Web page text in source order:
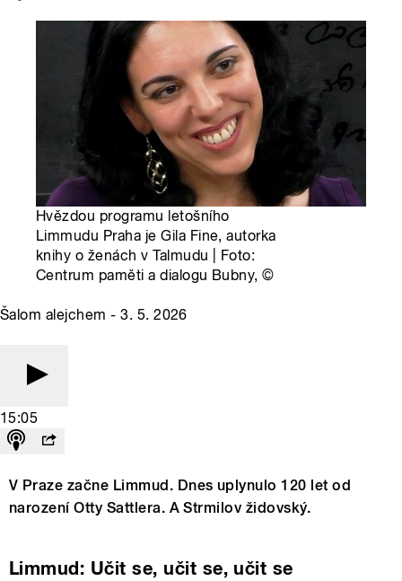
Hvězdou programu letošního
Limmudu Praha je Gila Fine, autorka
knihy o ženách v Talmudu | Foto:
Centrum paměti a dialogu Bubny,©
Šalom alejchem - 3. 5. 2026
15:05
V Praze začne Limmud. Dnes uplynulo 120 let od
narození Otty Sattlera. A Strmilov židovský.
Limmud: Učit se, učit se, učit se